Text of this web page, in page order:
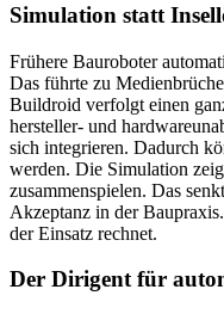
Simulation statt
Frühere Bauroboter
Das führte zu
Buildroid verfolgt einen
hersteller- und
sich integrieren. Dadurch
werden. Die Simulation
zusammenspielen. Das
Akzeptanz in der
der Einsatz rechnet.
Der Dirigent für